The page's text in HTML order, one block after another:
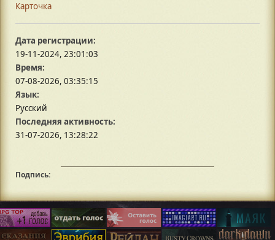
Карточка
Дата регистрации:
19-11-2024, 23:01:03
Время:
07-08-2026, 03:35:15
Язык:
Русский
Последняя активность:
31-07-2026, 13:28:22
Подпись: